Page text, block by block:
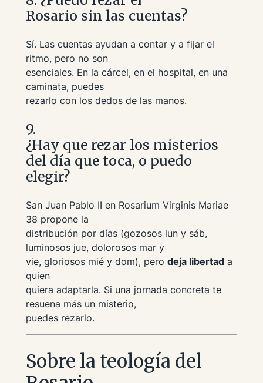
Rosario sin las cuentas?
Sí. Las cuentas ayudan a contar y a fijar el
ritmo, pero no son
esenciales. En la cárcel, en el hospital, en una
caminata, puedes
rezarlo con los dedos de las manos.
9.
¿Hay que rezar los misterios
del día que toca, o puedo
elegir?
San Juan Pablo II en Rosarium Virginis Mariae
38 propone la
distribución por días (gozosos lun y sáb,
luminosos jue, dolorosos mar y
vie, gloriosos mié y dom), pero deja libertada
quien
quiera adaptarla. Si una jornada concreta te
resuena más un misterio,
puedes rezarlo.
Sobre la teología del